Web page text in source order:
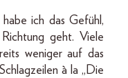
ich das Gefühl,
geht. Viele
weniger auf das
à la „Die